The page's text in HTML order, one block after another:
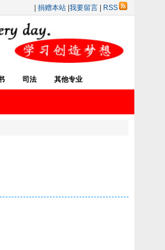
捐赠本站 我要留言 RSS
司法 其他专业